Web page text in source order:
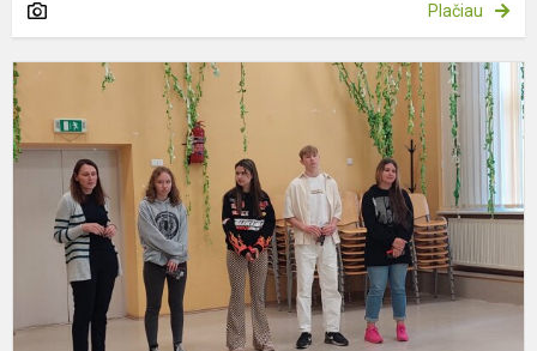
Plačiau